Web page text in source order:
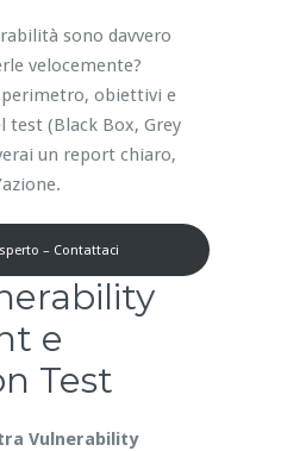
sono davvero
velocemente?
obiettivi e
test (Black Box, Grey
un report chiaro,
– Contattaci
e
Test
Vulnerability